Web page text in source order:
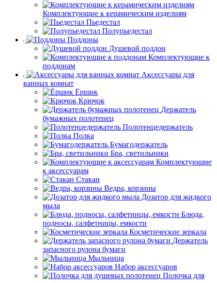
Комплектующие к керамическим изделиям
Пьедестал
Полупьедестал
Поддоны
Душевой поддон
Комплектующие к
поддонам
Аксессуары для
ванных комнат
Ёршик
Крючок
Держатель
бумажных полотенец
Полотенцедержатель
Полка
Бумагодержатель
Бра, светильники
Комплектующие
к аксессуарам
Стакан
Ведра, корзины
Дозатор для жидкого
мыла
Блюда,
подносы, салфетницы, емкости
Косметические зеркала
Держатель
запасного рулона бумаги
Мыльница
Набор аксессуаров
Полочка для